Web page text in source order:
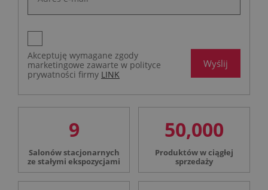
Akceptuję wymagane zgody
marketingowe zawarte w polityce
prywatności firmy LINK
Wyślij
9
Salonów stacjonarnych
ze stałymi ekspozycjami
50,000
Produktów w ciągłej
sprzedaży